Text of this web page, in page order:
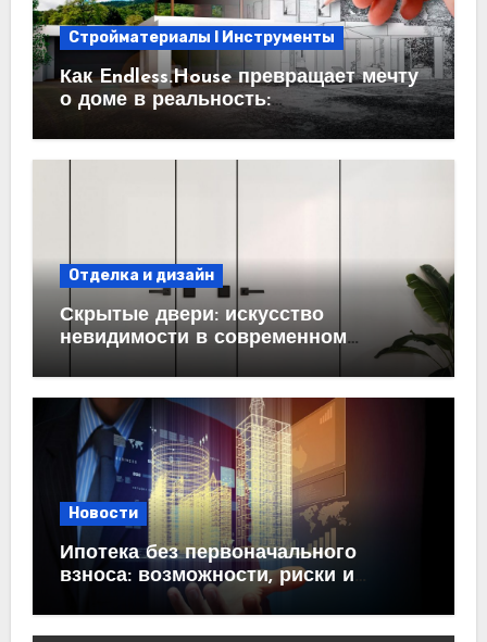
Стройматериалы l Инструменты
Как Endless.House превращает мечту
о доме в реальность:
проектирование под ключ
Отделка и дизайн
Скрытые двери: искусство
невидимости в современном
Новости
Ипотека без первоначального
взноса: возможности, риски и
практические рекомендации<